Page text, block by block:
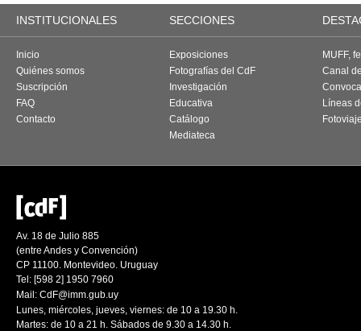
INSTITUCIONALES SECCIONES
Inicio
Quiénes somos
Suscripción
FAQ
Contacto
Exposiciones
Fotografías del CdF
Investigación
Educativa
Catálogo
Mediateca
MUFF,
Canal
Líneas
Av. 18 de Julio 885
(entre Andes y Convención)
CP 11100. Montevideo. Uruguay
Tel: [598 2] 1950 7960
Mail: CdF@imm.gub.uy
Lunes, miércoles, jueves, viernes: de 10 a 19.30 h.
Martes: de 10 a 21 h. Sábados de 9.30 a 14.30 h.